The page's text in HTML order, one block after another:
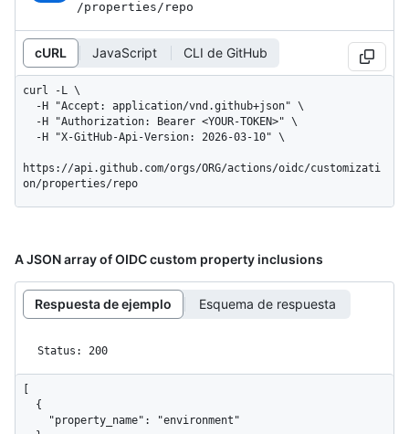
/properties /repo
cURL JavaScript CLI de GitHub
curl -L \
https://api.github.com/orgs/ORG/actions/oidc/customizati
on/properties/repo
A JSON array of OIDC custom property inclusions
Respuesta de ejemplo Esquema de respuesta
Status: 200